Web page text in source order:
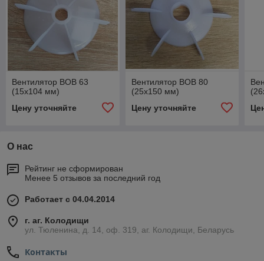
Вентилятор ВОВ 63
(15х104 мм)
Цену уточняйте
Вентилятор ВОВ 80
(25х150 мм)
Цену уточняйте
О нас
Рейтинг не сформирован
Менее 5 отзывов за последний год
Работает с 04.04.2014
г. аг. Колодищи
ул. Тюленина, д. 14, оф. 319, аг. Колодищи, Беларусь
Контакты